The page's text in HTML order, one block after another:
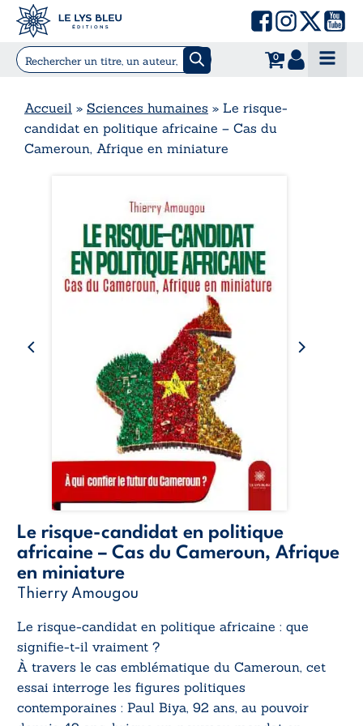
0
Accueil » Sciences humaines » Le risque-
candidat en politique africaine – Cas du
Cameroun, Afrique en miniature
Le risque-candidat en politique
africaine – Cas du Cameroun, Afrique
en miniature
Thierry Amougou
Le risque-candidat en politique africaine : que
signifie-t-il vraiment ?
À travers le cas emblématique du Cameroun, cet
essai interroge les figures politiques
contemporaines : Paul Biya, 92 ans, au pouvoir